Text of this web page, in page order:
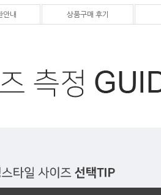
안내 상품구매 후기